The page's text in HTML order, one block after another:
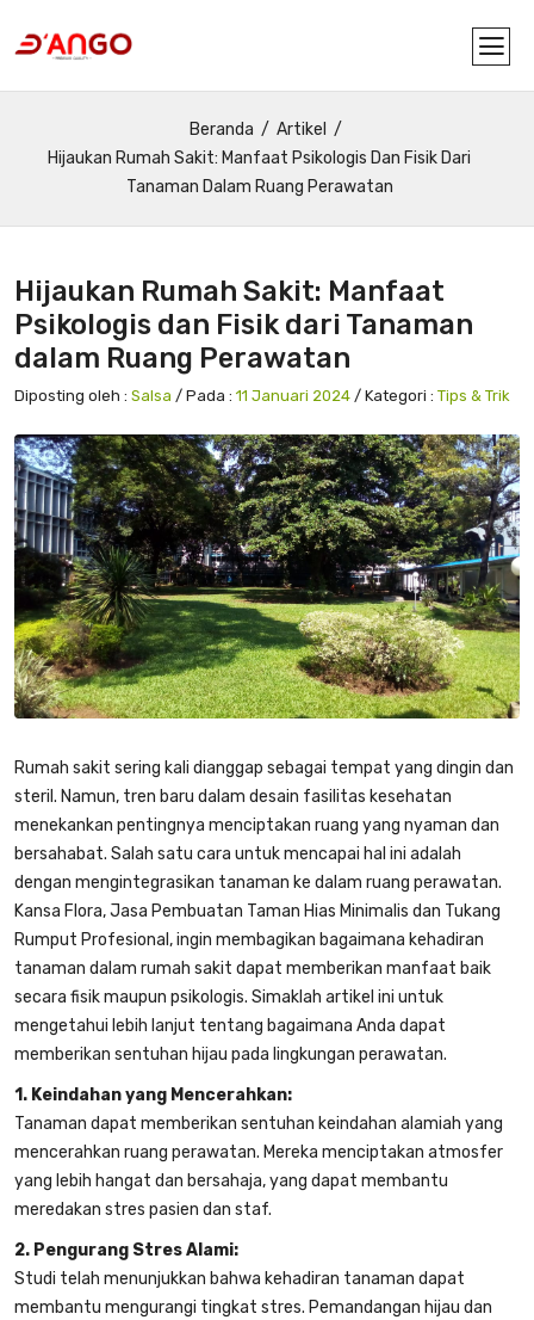
Beranda
Artikel
Hijaukan Rumah Sakit: Manfaat Psikologis Dan Fisik Dari
Tanaman Dalam Ruang Perawatan
Hijaukan Rumah Sakit: Manfaat
Psikologis dan Fisik dari Tanaman
dalam Ruang Perawatan
Diposting oleh : Salsa / Pada : 11 Januari 2024 / Kategori : Tips & Trik
Rumah sakit sering kali dianggap sebagai tempat yang dingin dan
steril. Namun, tren baru dalam desain fasilitas kesehatan
menekankan pentingnya menciptakan ruang yang nyaman dan
bersahabat. Salah satu cara untuk mencapai hal ini adalah
dengan mengintegrasikan tanaman ke dalam ruang perawatan.
Kansa Flora, Jasa Pembuatan Taman Hias Minimalis dan Tukang
Rumput Profesional, ingin membagikan bagaimana kehadiran
tanaman dalam rumah sakit dapat memberikan manfaat baik
secara fisik maupun psikologis. Simaklah artikel ini untuk
mengetahui lebih lanjut tentang bagaimana Anda dapat
memberikan sentuhan hijau pada lingkungan perawatan.
1. Keindahan yang Mencerahkan:
Tanaman dapat memberikan sentuhan keindahan alamiah yang
mencerahkan ruang perawatan. Mereka menciptakan atmosfer
yang lebih hangat dan bersahaja, yang dapat membantu
meredakan stres pasien dan staf.
2. Pengurang Stres Alami:
Studi telah menunjukkan bahwa kehadiran tanaman dapat
membantu mengurangi tingkat stres. Pemandangan hijau dan